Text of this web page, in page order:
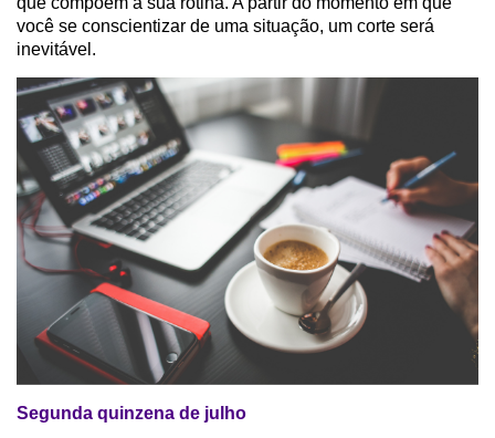
você se conscientizar de uma situação, um corte será
inevitável.
Segunda quinzena de julho